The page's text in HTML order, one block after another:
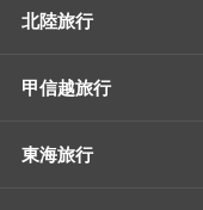
北陸旅行
甲信越旅行
東海旅行